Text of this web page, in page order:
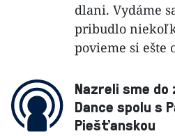
dlani. Vydáme
pribudlo
povieme si ešte
Nazreli sme
Dance spolu s
Piešťanskou